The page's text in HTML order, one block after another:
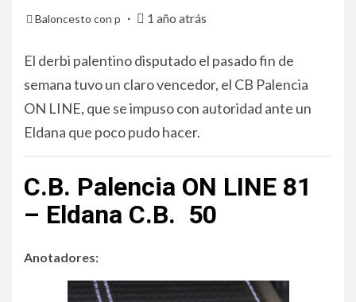
Baloncesto con p 1 año atrás
El derbi palentino disputado el pasado fin de
semana tuvo un claro vencedor, el CB Palencia
ON LINE, que se impuso con autoridad ante un
Eldana que poco pudo hacer.
C.B. Palencia ON LINE 81
– Eldana C.B. 50
Anotadores: